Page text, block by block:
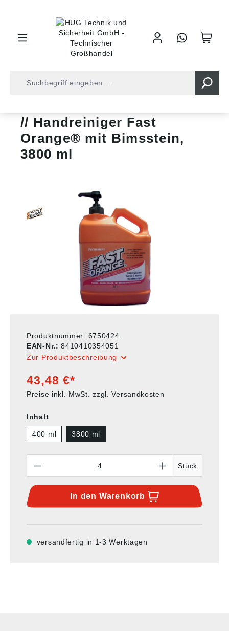
Handreiniger Fast
Orange® mit Bimsstein,
3800 ml
Produktnummer: 6750424
EAN-Nr.:8410410354051
Zur Produktbeschreibung
43,48 €*
Preise inkl. MwSt. zzgl. Versandkosten
Inhalt
400 ml 3800 ml
Stück
In den Warenkorb
versandfertig in 1-3 Werktagen